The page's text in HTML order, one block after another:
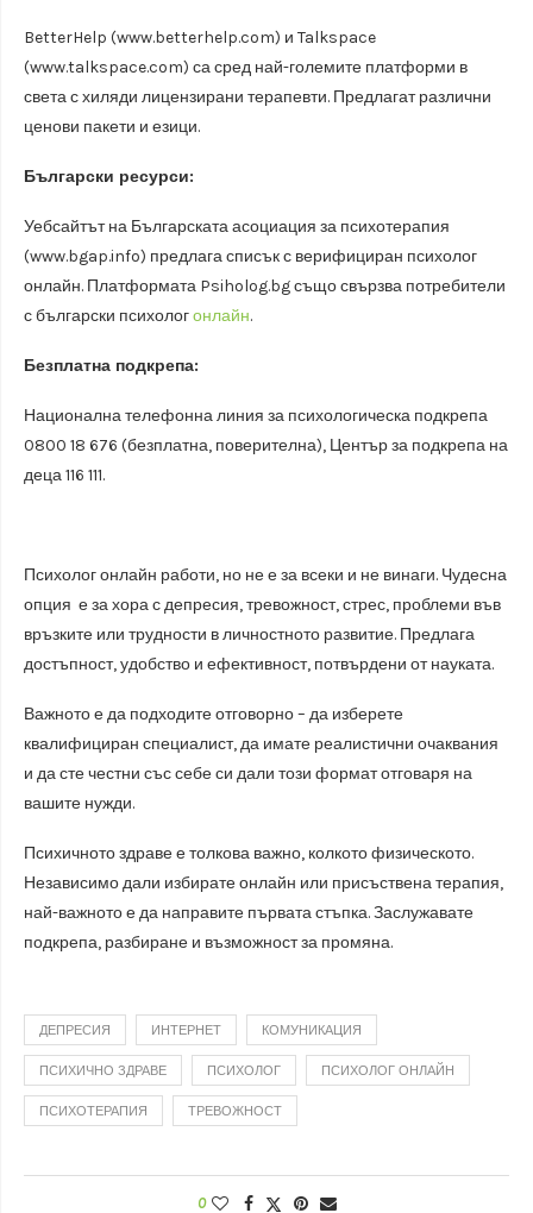
BetterHelp (www.betterhelp.com) и Talkspace
(www.talkspace.com) са сред най-големите платформи в
света с хиляди лицензирани терапевти. Предлагат различни
ценови пакети и езици.
Български ресурси:
Уебсайтът на Българската асоциация за психотерапия
(www.bgap.info) предлага списък с верифициран психолог
онлайн. Платформата Psiholog.bg също свързва потребители
с български психологонлайн.
Безплатна подкрепа:
Национална телефонна линия за психологическа подкрепа
0800 18 676 (безплатна, поверителна), Център за подкрепа на
деца 116 111.
Психолог онлайн работи, но не е за всеки и не винаги. Чудесна
опция е за хора с депресия, тревожност, стрес, проблеми във
връзките или трудности в личностното развитие. Предлага
достъпност, удобство и ефективност, потвърдени от науката.
Важното е да подходите отговорно – да изберете
квалифициран специалист, да имате реалистични очаквания
и да сте честни със себе си дали този формат отговаря на
вашите нужди.
Психичното здраве е толкова важно, колкото физическото.
Независимо дали избирате онлайн или присъствена терапия,
най-важното е да направите първата стъпка. Заслужавате
подкрепа, разбиране и възможност за промяна.
ДЕПРЕСИЯ ИНТЕРНЕТ КОМУНИКАЦИЯ
ПСИХИЧНО ЗДРАВЕ ПСИХОЛОГ ПСИХОЛОГ ОНЛАЙН
ПСИХОТЕРАПИЯ ТРЕВОЖНОСТ
0